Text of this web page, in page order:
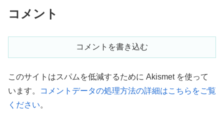
コメント
コメントを書き込む
このサイトはスパムを低減するために Akismet を使って
います。
コメントデータの処理方法の詳細はこちらをご覧
ください。